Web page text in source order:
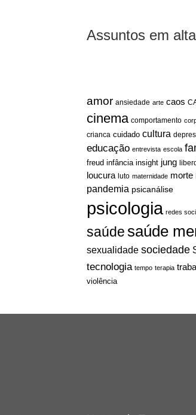
Assuntos em alta
amor ansiedade arte caos
cinema comportamento
crianca cuidado cultura
educação entrevista escola
freud infância insight jung
loucura luto maternidade morte
pandemia psicanálise
psicologia redes
saúdesaúde
sexualidade sociedade
tecnologia tempo terapia
violência